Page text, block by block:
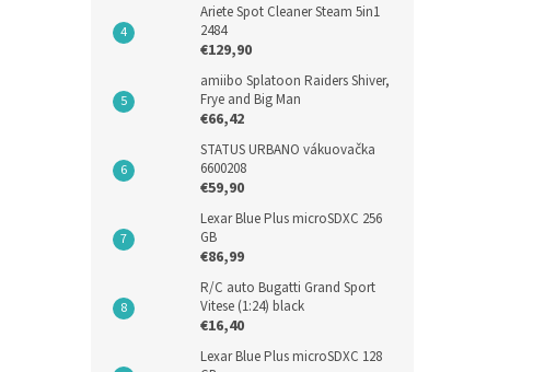
Ariete Spot Cleaner Steam 5in1
2484
€129,90
amiibo Splatoon Raiders Shiver,
Frye and Big Man
€66,42
STATUS URBANO vákuovačka
6600208
€59,90
Lexar Blue Plus microSDXC 256
GB
€86,99
R/C auto Bugatti Grand Sport
Vitese (1:24) black
€16,40
Lexar Blue Plus microSDXC 128